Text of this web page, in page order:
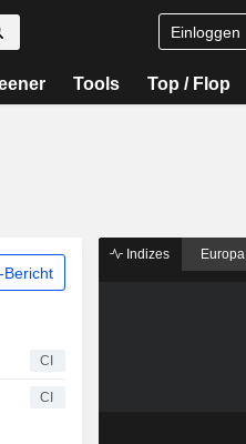
Einloggen
Tools Top / Flop
Bericht
CI
CI
Indizes Europa